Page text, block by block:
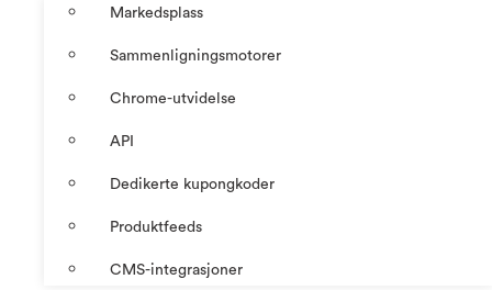
Markedsplass
Sammenligningsmotorer
Chrome-utvidelse
API
Dedikerte kupongkoder
Produktfeeds
CMS-integrasjoner